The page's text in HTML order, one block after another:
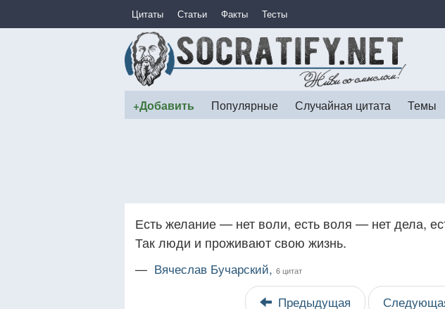
Цитаты Статьи Факты Тесты
+Добавить Популярные Случайная цитата Темы
Есть желание — нет воли, есть воля — нет дела,
Так люди и проживают свою жизнь.
— Вячеслав Бучарский, 6 цитат
Предыдущая